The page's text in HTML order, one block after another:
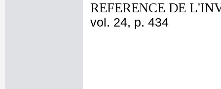
REFERENCE DE
vol. 24, p. 434